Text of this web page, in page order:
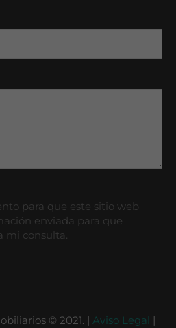
para que este sitio web
enviada para que
mi consulta.
© 2021. | Aviso Legal |